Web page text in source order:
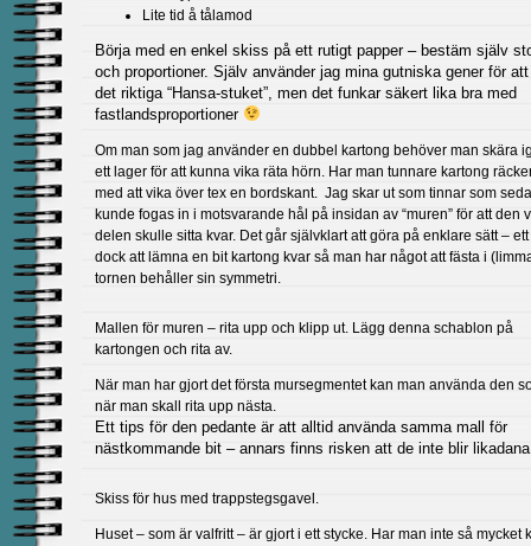
Lite tid å tålamod
Börja med en enkel skiss på ett rutigt papper – bestäm själv
och proportioner. Själv använder jag mina gutniska gener för
det riktiga “Hansa-stuket”, men det funkar säkert lika bra med
fastlandsproportioner
Om man som jag använder en dubbel kartong behöver man skära
ett lager för att kunna vika räta hörn. Har man tunnare kartong
med att vika över tex en bordskant. Jag skar ut som tinnar som
kunde fogas in i motsvarande hål på insidan av “muren” för att den
delen skulle sitta kvar. Det går självklart att göra på enklare sätt –
dock att lämna en bit kartong kvar så man har något att fästa i
tornen behåller sin symmetri.
Mallen för muren – rita upp och klipp ut. Lägg denna schablon på
kartongen och rita av.
När man har gjort det första mursegmentet kan man använda den
när man skall rita upp nästa.
Ett tips för den pedante är att alltid använda samma mall för
nästkommande bit – annars finns risken att de inte blir
Skiss för hus med trappstegsgavel.
Huset – som är valfritt – är gjort i ett stycke. Har man inte så mycket